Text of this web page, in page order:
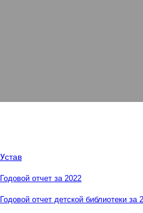
Устав
Годовой отчет за 2022
Годовой отчет детской библиотеки за